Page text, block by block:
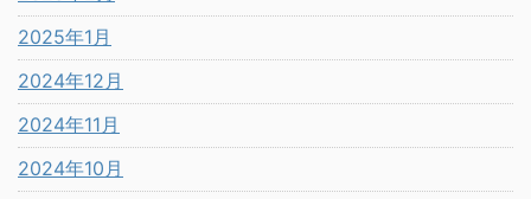
2025年1月
2024年12月
2024年11月
2024年10月